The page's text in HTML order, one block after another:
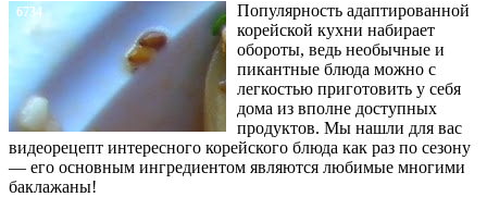
6734
Популярность адаптированной
корейской кухни набирает
обороты, ведь необычные и
пикантные блюда можно с
легкостью приготовить у себя
дома из вполне доступных
продуктов. Мы нашли для вас
видеорецепт интересного корейского блюда как раз по сезону
— его основным ингредиентом являются любимые многими
баклажаны!